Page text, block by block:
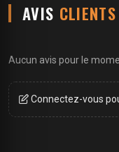
AVIS CLIENTS
Aucun avis pour le
Connectez-vous